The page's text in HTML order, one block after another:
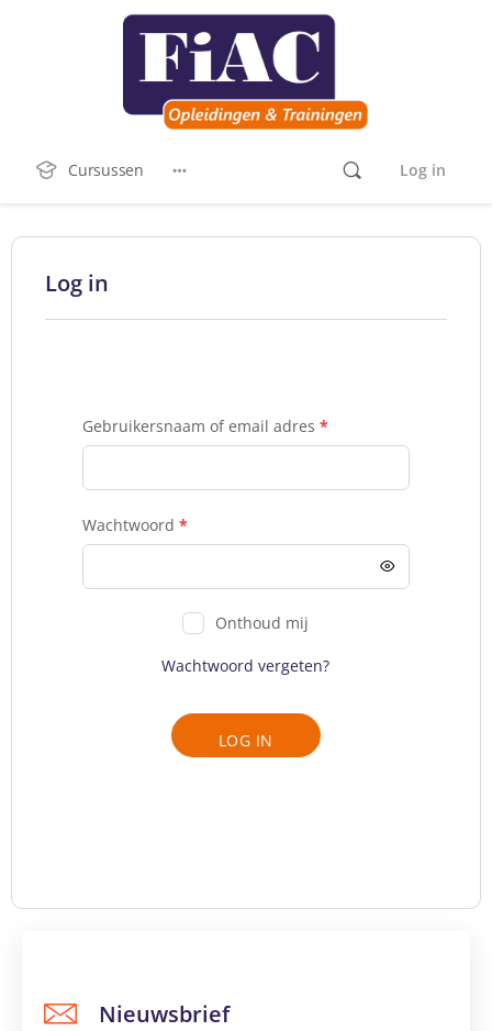
Cursussen Log in
Log in
Gebruikersnaam of email adres*
Wachtwoord*
Onthoud mij
Wachtwoord vergeten?
LOG IN
Nieuwsbrief